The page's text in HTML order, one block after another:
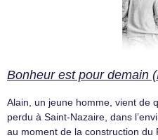
Bonheur est pour demain
Alain, un jeune homme, vient de
perdu à Saint-Nazaire, dans
au moment de la construction